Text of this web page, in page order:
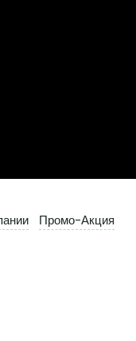
Промо-Акция